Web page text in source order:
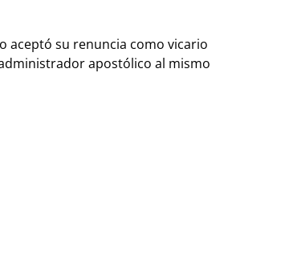
aceptó su renuncia como vicario
apostólico al mismo